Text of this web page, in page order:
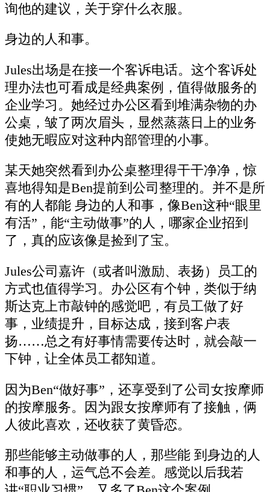
询他的建议，关于穿什么衣服。
身边的人和事。
Jules出场是在接一个客诉电话。这个客诉处
理办法也可看成是经典案例，值得做服务的
企业学习。她经过办公区看到堆满杂物的办
公桌，皱了两次眉头，显然蒸蒸日上的业务
使她无暇应对这种内部管理的小事。
某天她突然看到办公桌整理得干干净净，惊
喜地得知是Ben提前到公司整理的。并不是所
有的人都能 身边的人和事，像Ben这种“眼里
有活”，能“主动做事”的人，哪家企业招到
了，真的应该像是捡到了宝。
Jules公司嘉许（或者叫激励、表扬）员工的
方式也值得学习。办公区有个钟，类似于纳
斯达克上市敲钟的感觉吧，有员工做了好
事，业绩提升，目标达成，接到客户表
扬……总之有好事情需要传达时，就会敲一
下钟，让全体员工都知道。
因为Ben“做好事”，还享受到了公司女按摩师
的按摩服务。因为跟女按摩师有了接触，俩
人彼此喜欢，还收获了黄昏恋。
那些能够主动做事的人，那些能 到身边的人
和事的人，运气总不会差。感觉以后我若